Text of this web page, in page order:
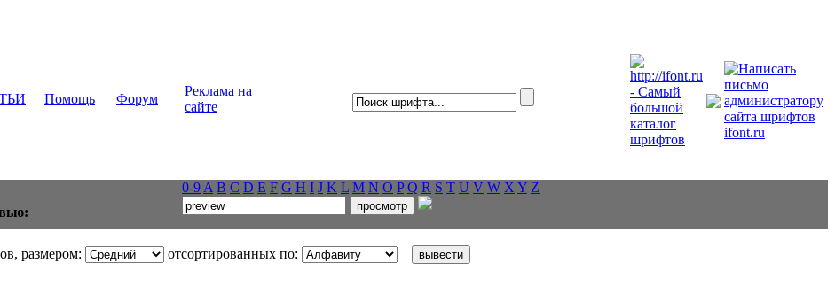
Помощь Форум
Реклама на
сайте
0-9 A B C D E F G H I J K L M N O P Q R S T U V W X Y Z
размером: отсортированных по: